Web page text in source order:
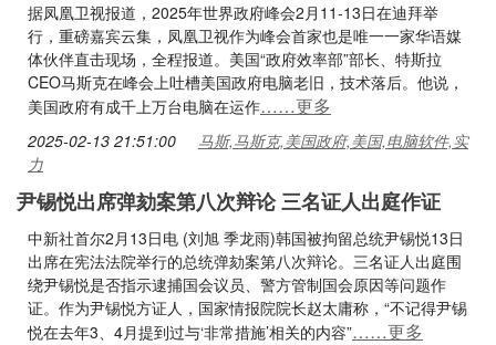
据凤凰卫视报道，2025年世界政府峰会2月11-13日在迪拜举
行，重磅嘉宾云集，凤凰卫视作为峰会首家也是唯一一家华语媒
体伙伴直击现场，全程报道。美国“政府效率部”部长、特斯拉
CEO马斯克在峰会上吐槽美国政府电脑老旧，技术落后。他说，
美国政府有成千上万台电脑在运作……更多
2025-02-13 21:51:00
马斯,马斯克,美国政府,美国,电脑软件,实
力
尹锡悦出席弹劾案第八次辩论 三名证人出庭作证
中新社首尔2月13日电 (刘旭 季龙雨)韩国被拘留总统尹锡悦13日
出席在宪法法院举行的总统弹劾案第八次辩论。三名证人出庭围
绕尹锡悦是否指示逮捕国会议员、警方管制国会原因等问题作
证。作为尹锡悦方证人，国家情报院院长赵太庸称，“不记得尹锡
悦在去年3、4月提到过与‘非常措施’相关的内容”……更多